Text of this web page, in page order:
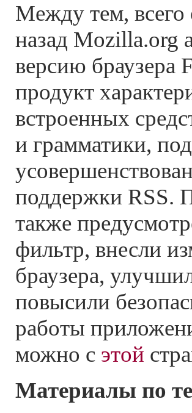
Между тем, всего
назад Mozilla.org
версию
продукт
встроенных
и грамматики,
поддержки RSS.
также
фильтр, внесли
браузера,
повысили
работы
можно с этой
Материалы по